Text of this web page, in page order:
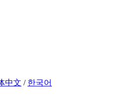
中文 / 한국어